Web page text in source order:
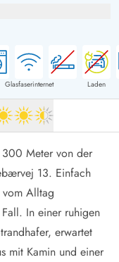
Glasfaserinternet Laden
4.5 von 5
300 Meter von der
13. Einfach
vom Alltag
In einer ruhigen
erwartet
mit Kamin und einer